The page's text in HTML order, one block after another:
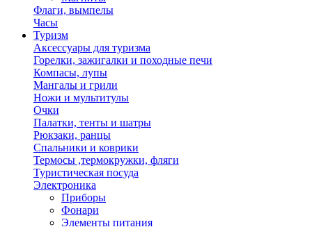
Флаги, вымпелы
Часы
Туризм
Аксессуары для туризма
Горелки, зажигалки и походные печи
Компасы, лупы
Мангалы и грили
Ножи и мультитулы
Очки
Палатки, тенты и шатры
Рюкзаки, ранцы
Спальники и коврики
Термосы ,термокружки, фляги
Туристическая посуда
Электроника
Приборы
Фонари
Элементы питания